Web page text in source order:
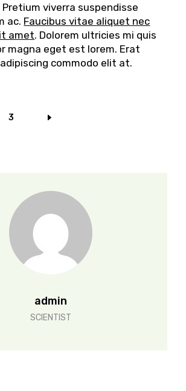
viverra suspendisse
ac. Faucibus vitae aliquet nec
amet. Dolorem ultricies mi quis
magna eget est lorem. Erat
commodo elit at.
3
admin
SCIENTIST